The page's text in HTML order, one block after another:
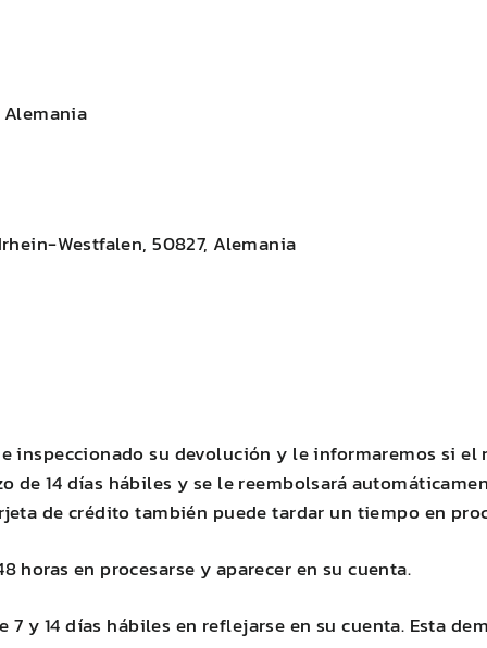
Alemania
Westfalen, 50827, Alemania
inspeccionado su devolución y le informaremos si el
de 14 días hábiles y se le reembolsará
de crédito también puede tardar un tiempo en
horas en procesarse y aparecer en su cuenta.
y 14 días hábiles en reflejarse en su cuenta. Esta